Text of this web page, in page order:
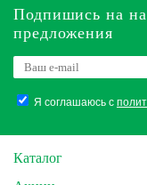
Подпишись на
предложения
Я соглашаюсь с
Каталог